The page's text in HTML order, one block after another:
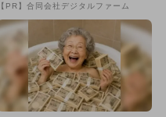
【PR】合同会社デジタルファーム